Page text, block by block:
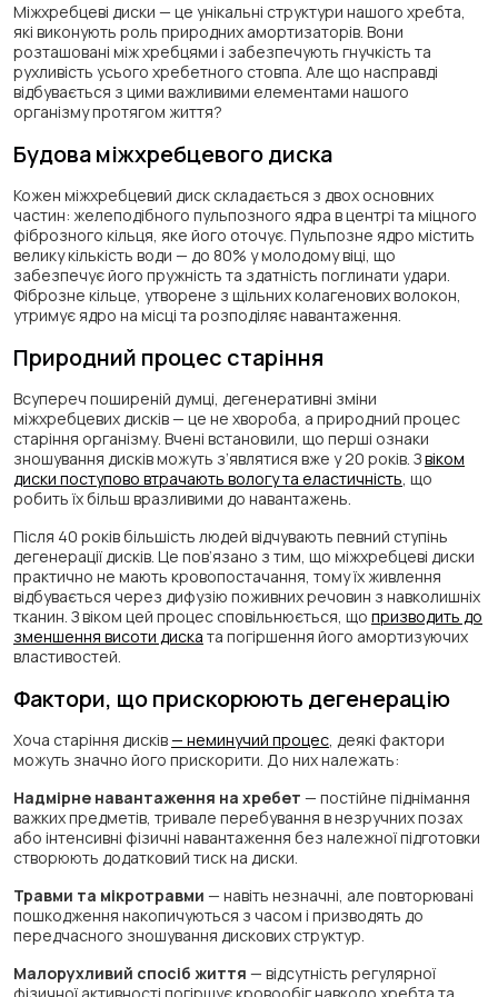
Міжхребцеві диски — це унікальні структури нашого хребта,
які виконують роль природних амортизаторів. Вони
розташовані між хребцями і забезпечують гнучкість та
рухливість усього хребетного стовпа. Але що насправді
відбувається з цими важливими елементами нашого
організму протягом життя?
Будова міжхребцевого диска
Кожен міжхребцевий диск складається з двох основних
частин: желеподібного пульпозного ядра в центрі та міцного
фіброзного кільця, яке його оточує. Пульпозне ядро містить
велику кількість води — до 80% у молодому віці, що
забезпечує його пружність та здатність поглинати удари.
Фіброзне кільце, утворене з щільних колагенових волокон,
утримує ядро на місці та розподіляє навантаження.
Природний процес старіння
Всупереч поширеній думці, дегенеративні зміни
міжхребцевих дисків — це не хвороба, а природний процес
старіння організму. Вчені встановили, що перші ознаки
зношування дисків можуть з’являтися вже у 20 років. Звіком
диски поступово втрачають вологу та еластичність, що
робить їх більш вразливими до навантажень.
Після 40 років більшість людей відчувають певний ступінь
дегенерації дисків. Це пов’язано з тим, що міжхребцеві диски
практично не мають кровопостачання, тому їх живлення
відбувається через дифузію поживних речовин з навколишніх
тканин. З віком цей процес сповільнюється, що призводить до
зменшення висоти диска та погіршення його амортизуючих
властивостей.
Фактори, що прискорюють дегенерацію
Хоча старіння дисків— неминучий процес, деякі фактори
можуть значно його прискорити. До них належать:
Надмірне навантаження на хребет — постійне піднімання
важких предметів, тривале перебування в незручних позах
або інтенсивні фізичні навантаження без належної підготовки
створюють додатковий тиск на диски.
Травми та мікротравми — навіть незначні, але повторювані
пошкодження накопичуються з часом і призводять до
передчасного зношування дискових структур.
Малорухливий спосіб життя — відсутність регулярної